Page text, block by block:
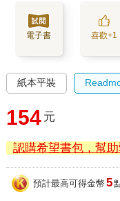
電子書 喜歡+1
紙本平裝
154 元
認購希望書包，幫
預計最高可得金幣 5